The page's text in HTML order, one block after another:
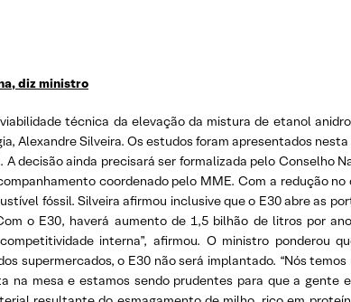
diz ministro
técnica da elevação da mistura de etanol
Alexandre Silveira. Os estudos foram apresentados
decisão ainda precisará ser formalizada pelo Conselho
coordenado pelo MME. Com a redução
fóssil. Silveira afirmou inclusive que o E30 abre as
o E30, haverá aumento de 1,5 bilhão de litros por
interna”, afirmou. O ministro ponderou
supermercados, o E30 não será implantado. “Nós
na mesa e estamos sendo prudentes para que a